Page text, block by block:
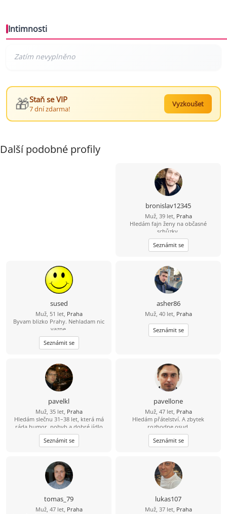
Intimnosti
🎁Staň se VIP
7 dní zdarma!
Vyzkoušet
Další podobné profily
bronislav12345
Muž, 39 let, Praha
Hledám fajn ženy na občasné
schůzky.
Seznámit se
sused
Muž, 51 let, Praha
Byvam blizko Prahy. Nehladam nic
vazne.
Seznámit se
asher86
Muž, 40 let, Praha
Seznámit se
pavelkl
Muž, 35 let, Praha
Hledám slečnu 31–38 let, která má
ráda humor, pohyb a dobré jídlo
(ideálně i umí vařit ????). Mě baví
lyžování, bowling a dlouhé jízdy na
kole – 80 km beru jako výzvu, ne
bude fajn nejen na výletě, ale i doma
u večeře.
Seznámit se
pavellone
Muž, 47 let, Praha
Hledám přátelství. A zbytek
rozhodne osud.
Seznámit se
tomas_79
Muž, 47 let, Praha
lukas107
Muž, 37 let, Praha